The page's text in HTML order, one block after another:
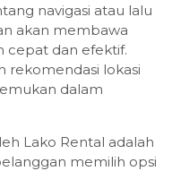
navigasi atau lalu
akan membawa
cepat dan efektif.
rekomendasi lokasi
dalam
Lako Rental adalah
memilih opsi